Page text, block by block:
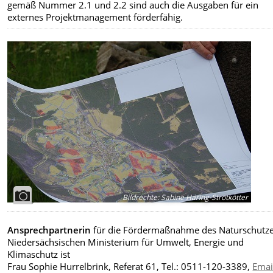
gemäß Nummer 2.1 und 2.2 sind auch die Ausgaben für ein
externes Projektmanagement förderfähig.
Bildrechte:Sabine Häring-Strotkötter
Ansprechpartnerin für die Fördermaßnahme des
Niedersächsischen Ministerium für Umwelt, Energie und
Klimaschutz ist
Frau Sophie Hurrelbrink, Referat 61, Tel.: 0511-120-3389,